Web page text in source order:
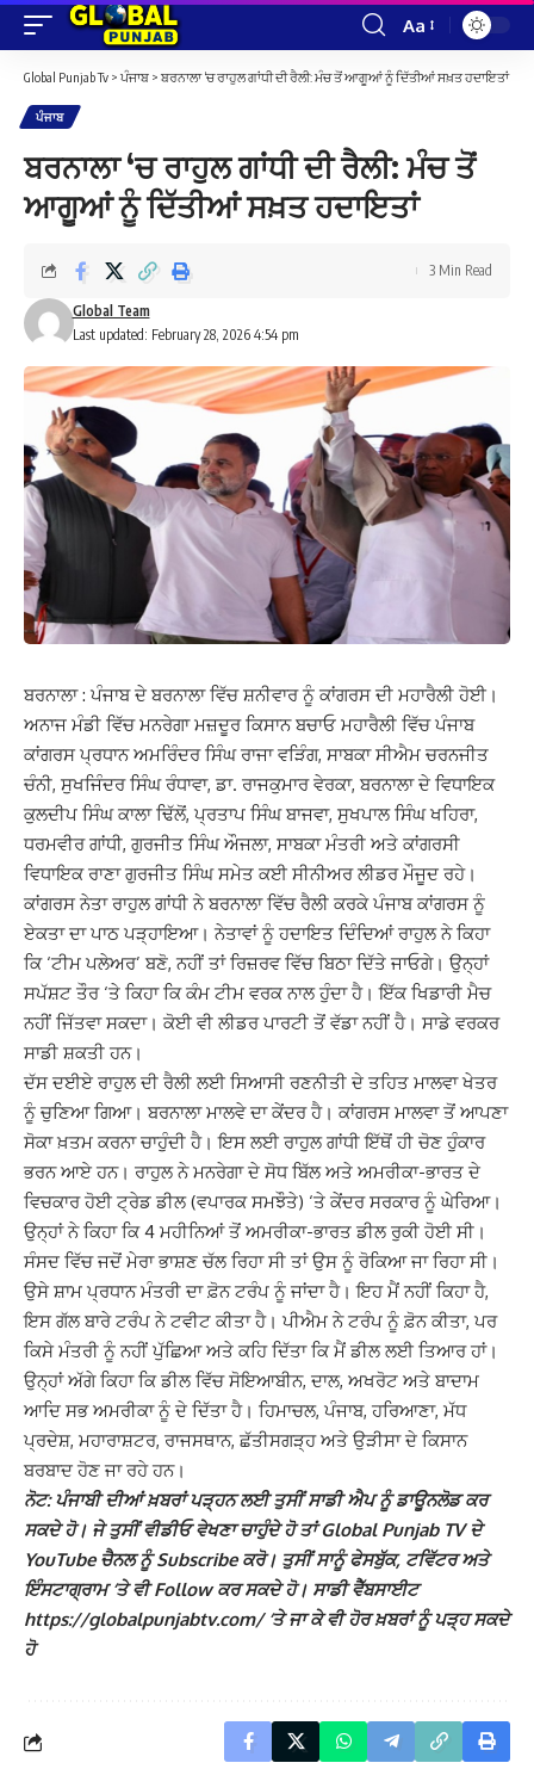
Font
Resizer
Aa
Global Punjab Tv > ਪੰਜਾਬ > ਬਰਨਾਲਾ ‘ਚ ਰਾਹੁਲ ਗਾਂਧੀ ਦੀ ਰੈਲੀ: ਮੰਚ ਤੋਂ ਆਗੂਆਂ ਨੂੰ ਦਿੱਤੀਆਂ ਸਖ਼ਤ ਹਦਾਇਤਾਂ
ਪੰਜਾਬ
ਬਰਨਾਲਾ ‘ਚ ਰਾਹੁਲ ਗਾਂਧੀ ਦੀ ਰੈਲੀ: ਮੰਚ ਤੋਂ
ਆਗੂਆਂ ਨੂੰ ਦਿੱਤੀਆਂ ਸਖ਼ਤ ਹਦਾਇਤਾਂ
Last updated: February 28, 2026 4:54 pm
Global Team
3 Min Read
ਬਰਨਾਲਾ : ਪੰਜਾਬ ਦੇ ਬਰਨਾਲਾ ਵਿੱਚ ਸ਼ਨੀਵਾਰ ਨੂੰ ਕਾਂਗਰਸ ਦੀ ਮਹਾਰੈਲੀ ਹੋਈ।
ਅਨਾਜ ਮੰਡੀ ਵਿੱਚ ਮਨਰੇਗਾ ਮਜ਼ਦੂਰ ਕਿਸਾਨ ਬਚਾਓ ਮਹਾਰੈਲੀ ਵਿੱਚ ਪੰਜਾਬ
ਕਾਂਗਰਸ ਪ੍ਰਧਾਨ ਅਮਰਿੰਦਰ ਸਿੰਘ ਰਾਜਾ ਵੜਿੰਗ, ਸਾਬਕਾ ਸੀਐਮ ਚਰਨਜੀਤ
ਚੰਨੀ, ਸੁਖਜਿੰਦਰ ਸਿੰਘ ਰੰਧਾਵਾ, ਡਾ. ਰਾਜਕੁਮਾਰ ਵੇਰਕਾ, ਬਰਨਾਲਾ ਦੇ ਵਿਧਾਇਕ
ਕੁਲਦੀਪ ਸਿੰਘ ਕਾਲਾ ਢਿੱਲੋਂ, ਪ੍ਰਤਾਪ ਸਿੰਘ ਬਾਜਵਾ, ਸੁਖਪਾਲ ਸਿੰਘ ਖਹਿਰਾ,
ਧਰਮਵੀਰ ਗਾਂਧੀ, ਗੁਰਜੀਤ ਸਿੰਘ ਔਜਲਾ, ਸਾਬਕਾ ਮੰਤਰੀ ਅਤੇ ਕਾਂਗਰਸੀ
ਵਿਧਾਇਕ ਰਾਣਾ ਗੁਰਜੀਤ ਸਿੰਘ ਸਮੇਤ ਕਈ ਸੀਨੀਅਰ ਲੀਡਰ ਮੌਜੂਦ ਰਹੇ।
ਕਾਂਗਰਸ ਨੇਤਾ ਰਾਹੁਲ ਗਾਂਧੀ ਨੇ ਬਰਨਾਲਾ ਵਿੱਚ ਰੈਲੀ ਕਰਕੇ ਪੰਜਾਬ ਕਾਂਗਰਸ ਨੂੰ
ਏਕਤਾ ਦਾ ਪਾਠ ਪੜ੍ਹਾਇਆ। ਨੇਤਾਵਾਂ ਨੂੰ ਹਦਾਇਤ ਦਿੰਦਿਆਂ ਰਾਹੁਲ ਨੇ ਕਿਹਾ
ਕਿ ‘ਟੀਮ ਪਲੇਅਰ’ ਬਣੋ, ਨਹੀਂ ਤਾਂ ਰਿਜ਼ਰਵ ਵਿੱਚ ਬਿਠਾ ਦਿੱਤੇ ਜਾਓਗੇ। ਉਨ੍ਹਾਂ
ਸਪੱਸ਼ਟ ਤੌਰ ‘ਤੇ ਕਿਹਾ ਕਿ ਕੰਮ ਟੀਮ ਵਰਕ ਨਾਲ ਹੁੰਦਾ ਹੈ। ਇੱਕ ਖਿਡਾਰੀ ਮੈਚ
ਨਹੀਂ ਜਿੱਤਵਾ ਸਕਦਾ। ਕੋਈ ਵੀ ਲੀਡਰ ਪਾਰਟੀ ਤੋਂ ਵੱਡਾ ਨਹੀਂ ਹੈ। ਸਾਡੇ ਵਰਕਰ
ਸਾਡੀ ਸ਼ਕਤੀ ਹਨ।
ਦੱਸ ਦਈਏ ਰਾਹੁਲ ਦੀ ਰੈਲੀ ਲਈ ਸਿਆਸੀ ਰਣਨੀਤੀ ਦੇ ਤਹਿਤ ਮਾਲਵਾ ਖੇਤਰ
ਨੂੰ ਚੁਣਿਆ ਗਿਆ। ਬਰਨਾਲਾ ਮਾਲਵੇ ਦਾ ਕੇਂਦਰ ਹੈ। ਕਾਂਗਰਸ ਮਾਲਵਾ ਤੋਂ ਆਪਣਾ
ਸੋਕਾ ਖ਼ਤਮ ਕਰਨਾ ਚਾਹੁੰਦੀ ਹੈ। ਇਸ ਲਈ ਰਾਹੁਲ ਗਾਂਧੀ ਇੱਥੋਂ ਹੀ ਚੋਣ ਹੁੰਕਾਰ
ਭਰਨ ਆਏ ਹਨ। ਰਾਹੁਲ ਨੇ ਮਨਰੇਗਾ ਦੇ ਸੋਧ ਬਿੱਲ ਅਤੇ ਅਮਰੀਕਾ-ਭਾਰਤ ਦੇ
ਵਿਚਕਾਰ ਹੋਈ ਟ੍ਰੇਡ ਡੀਲ (ਵਪਾਰਕ ਸਮਝੌਤੇ) ‘ਤੇ ਕੇਂਦਰ ਸਰਕਾਰ ਨੂੰ ਘੇਰਿਆ।
ਉਨ੍ਹਾਂ ਨੇ ਕਿਹਾ ਕਿ 4 ਮਹੀਨਿਆਂ ਤੋਂ ਅਮਰੀਕਾ-ਭਾਰਤ ਡੀਲ ਰੁਕੀ ਹੋਈ ਸੀ।
ਸੰਸਦ ਵਿੱਚ ਜਦੋਂ ਮੇਰਾ ਭਾਸ਼ਣ ਚੱਲ ਰਿਹਾ ਸੀ ਤਾਂ ਉਸ ਨੂੰ ਰੋਕਿਆ ਜਾ ਰਿਹਾ ਸੀ।
ਉਸੇ ਸ਼ਾਮ ਪ੍ਰਧਾਨ ਮੰਤਰੀ ਦਾ ਫ਼ੋਨ ਟਰੰਪ ਨੂੰ ਜਾਂਦਾ ਹੈ। ਇਹ ਮੈਂ ਨਹੀਂ ਕਿਹਾ ਹੈ,
ਇਸ ਗੱਲ ਬਾਰੇ ਟਰੰਪ ਨੇ ਟਵੀਟ ਕੀਤਾ ਹੈ। ਪੀਐਮ ਨੇ ਟਰੰਪ ਨੂੰ ਫ਼ੋਨ ਕੀਤਾ, ਪਰ
ਕਿਸੇ ਮੰਤਰੀ ਨੂੰ ਨਹੀਂ ਪੁੱਛਿਆ ਅਤੇ ਕਹਿ ਦਿੱਤਾ ਕਿ ਮੈਂ ਡੀਲ ਲਈ ਤਿਆਰ ਹਾਂ।
ਉਨ੍ਹਾਂ ਅੱਗੇ ਕਿਹਾ ਕਿ ਡੀਲ ਵਿੱਚ ਸੋਇਆਬੀਨ, ਦਾਲ, ਅਖਰੋਟ ਅਤੇ ਬਾਦਾਮ
ਆਦਿ ਸਭ ਅਮਰੀਕਾ ਨੂੰ ਦੇ ਦਿੱਤਾ ਹੈ। ਹਿਮਾਚਲ, ਪੰਜਾਬ, ਹਰਿਆਣਾ, ਮੱਧ
ਪ੍ਰਦੇਸ਼, ਮਹਾਰਾਸ਼ਟਰ, ਰਾਜਸਥਾਨ, ਛੱਤੀਸਗੜ੍ਹ ਅਤੇ ਉੜੀਸਾ ਦੇ ਕਿਸਾਨ
ਬਰਬਾਦ ਹੋਣ ਜਾ ਰਹੇ ਹਨ।
ਨੋਟ: ਪੰਜਾਬੀ ਦੀਆਂ ਖ਼ਬਰਾਂ ਪੜ੍ਹਨ ਲਈ ਤੁਸੀਂ ਸਾਡੀ ਐਪ ਨੂੰ ਡਾਊਨਲੋਡ ਕਰ
ਸਕਦੇ ਹੋ। ਜੇ ਤੁਸੀਂ ਵੀਡੀਓ ਵੇਖਣਾ ਚਾਹੁੰਦੇ ਹੋ ਤਾਂ Global Punjab TV ਦੇ
YouTube ਚੈਨਲ ਨੂੰ Subscribe ਕਰੋ। ਤੁਸੀਂ ਸਾਨੂੰ ਫੇਸਬੁੱਕ, ਟਵਿੱਟਰ ਅਤੇ
ਇੰਸਟਾਗ੍ਰਾਮ ‘ਤੇ ਵੀ Follow ਕਰ ਸਕਦੇ ਹੋ। ਸਾਡੀ ਵੈੱਬਸਾਈਟ
https://globalpunjabtv.com/ ‘ਤੇ ਜਾ ਕੇ ਵੀ ਹੋਰ ਖ਼ਬਰਾਂ ਨੂੰ ਪੜ੍ਹ ਸਕਦੇ
ਹੋ